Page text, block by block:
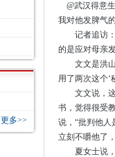
更多>>
@武汉得意
我对他发脾气
记者追访：
的是应对母亲
文文是洪山
用了两次这个‘
文文说，这
书，觉得很受
说，“批判他
立刻不嚼他了
夏女士说，